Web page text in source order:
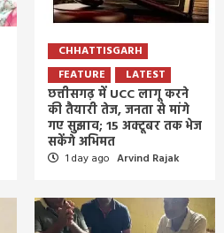
CHHATTISGARH
FEATURE
LATEST
छत्तीसगढ़ में UCC लागू करने
की तैयारी तेज, जनता से मांगे
गए सुझाव; 15 अक्टूबर तक भेज
सकेंगे अभिमत
1 day ago Arvind Rajak